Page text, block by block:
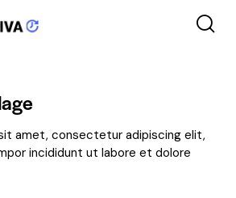
amet, consectetur adipiscing elit,
incididunt ut labore et dolore